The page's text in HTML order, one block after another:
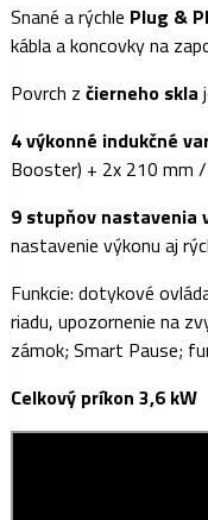
Snané a rýchle Plug &
kábla a koncovky na
Povrch z čierneho skla
4 výkonné indukčné
Booster) + 2x 210 mm
9 stupňov nastavenia
nastavenie výkonu aj
Funkcie: dotykové
riadu, upozornenie na
zámok; Smart Pause;
Celkový príkon 3,6 kW